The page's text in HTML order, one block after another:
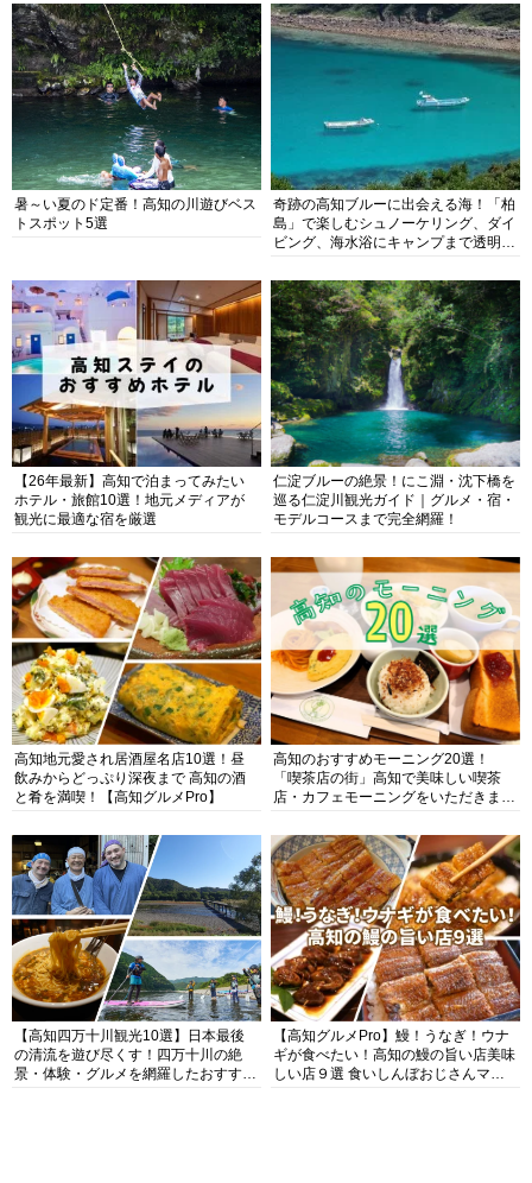
暑～い夏のド定番！高知の川遊びベス
トスポット5選
奇跡の高知ブルーに出会える海！「柏
島」で楽しむシュノーケリング、ダイ
ビング、海水浴にキャンプまで透明度
【26年最新】高知で泊まってみたい
ホテル・旅館10選！地元メディアが
観光に最適な宿を厳選
仁淀ブルーの絶景！にこ淵・沈下橋を
巡る仁淀川観光ガイド｜グルメ・宿・
モデルコースまで完全網羅！
高知地元愛され居酒屋名店10選！昼
飲みからどっぷり深夜まで 高知の酒
と肴を満喫！【高知グルメPro】
高知のおすすめモーニング20選！
「喫茶店の街」高知で美味しい喫茶
店・カフェモーニングをいただきま
【高知四万十川観光10選】日本最後
の清流を遊び尽くす！四万十川の絶
景・体験・グルメを網羅したおすすめ
【高知グルメPro】鰻！うなぎ！ウナ
ギが食べたい！高知の鰻の旨い店美味
しい店９選 食いしんぼおじさんマッ